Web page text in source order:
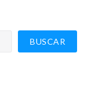
BUSCAR